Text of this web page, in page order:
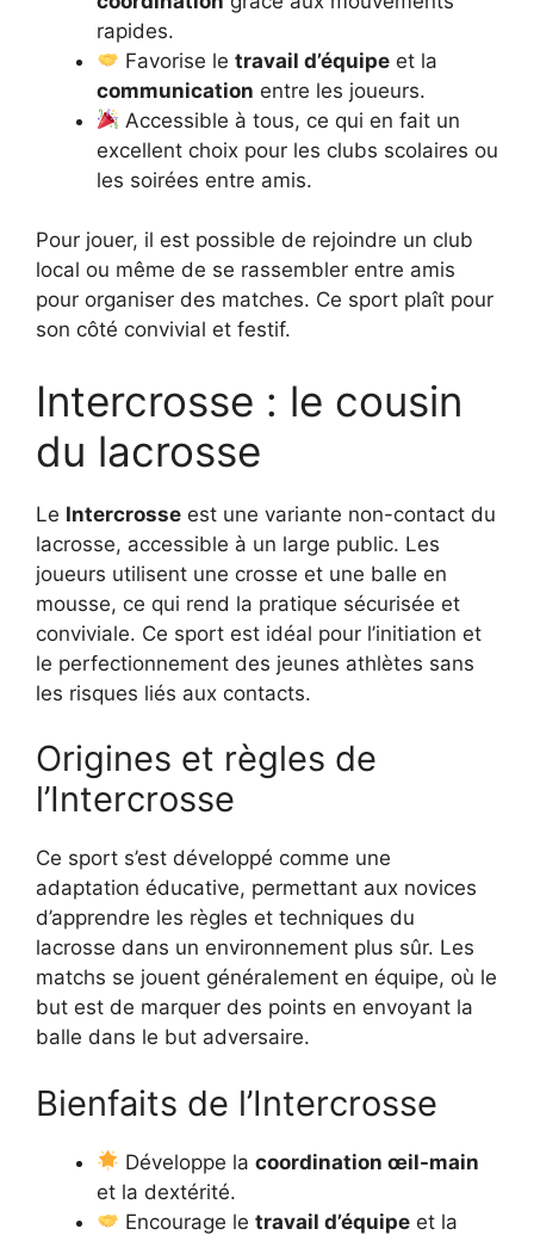
rapides.
Favorise letravail d’équipe et la
communication entre les joueurs.
Accessible à tous, ce qui en fait un
excellent choix pour les clubs scolaires ou
les soirées entre amis.
Pour jouer, il est possible de rejoindre un club
local ou même de se rassembler entre amis
pour organiser des matches. Ce sport plaît pour
son côté convivial et festif.
Intercrosse : le cousin
du lacrosse
Le Intercrosse est une variante non-contact du
lacrosse, accessible à un large public. Les
joueurs utilisent une crosse et une balle en
mousse, ce qui rend la pratique sécurisée et
conviviale. Ce sport est idéal pour l’initiation et
le perfectionnement des jeunes athlètes sans
les risques liés aux contacts.
Origines et règles de
l’Intercrosse
Ce sport s’est développé comme une
adaptation éducative, permettant aux novices
d’apprendre les règles et techniques du
lacrosse dans un environnement plus sûr. Les
matchs se jouent généralement en équipe, où le
but est de marquer des points en envoyant la
balle dans le but adversaire.
Bienfaits de l’Intercrosse
Développe lacoordination œil-main
et la dextérité.
Encourage letravail d’équipe et la